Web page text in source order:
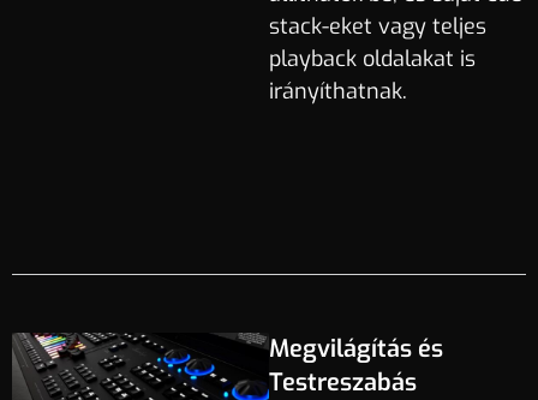
stack-eket vagy teljes
playback oldalakat is
irányíthatnak.
Megvilágítás és
Testreszabás